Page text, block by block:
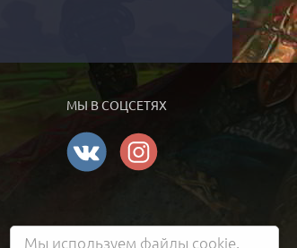
Мы используем файлы cookie.
МЫ В СОЦСЕТЯХ